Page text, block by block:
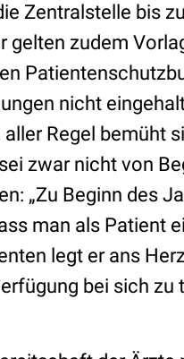
Zentralstelle bis
zudem
nicht
Regel bemüht
zwar nicht von
„Zu Beginn des
man als Patient
legt er ans
bei sich zu